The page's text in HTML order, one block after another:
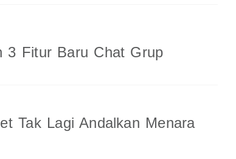
3 Fitur Baru Chat Grup
Tak Lagi Andalkan Menara